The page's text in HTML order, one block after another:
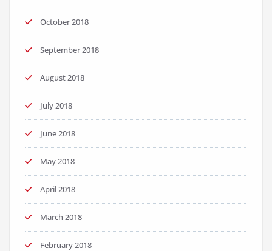
October 2018
September 2018
August 2018
July 2018
June 2018
May 2018
April 2018
March 2018
February 2018